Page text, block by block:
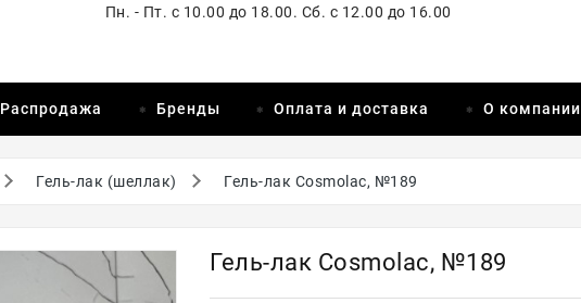
Пн. - Пт. с 10.00 до 18.00. Сб. с 12.00 до 16.00
Распродажа Бренды Оплата и доставка О компании
Гель-лак (шеллак) Гель-лак Cosmolac, №189
Гель-лак Cosmolac, №189